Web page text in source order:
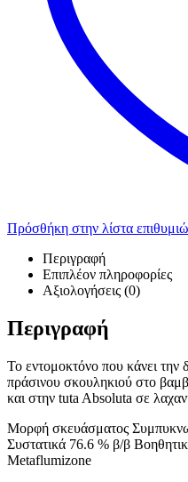
Πρόσθήκη στην λίστα
Περιγραφή
Επιπλέον πληροφορίες
Αξιολογήσεις (0)
Περιγραφή
Το εντομοκτόνο που κάνει
πράσινου σκουληκιού στο
και στην tuta Absoluta σε
Μορφή σκευάσματος
Συστατικά 76.6 % β/β
Metaflumizone